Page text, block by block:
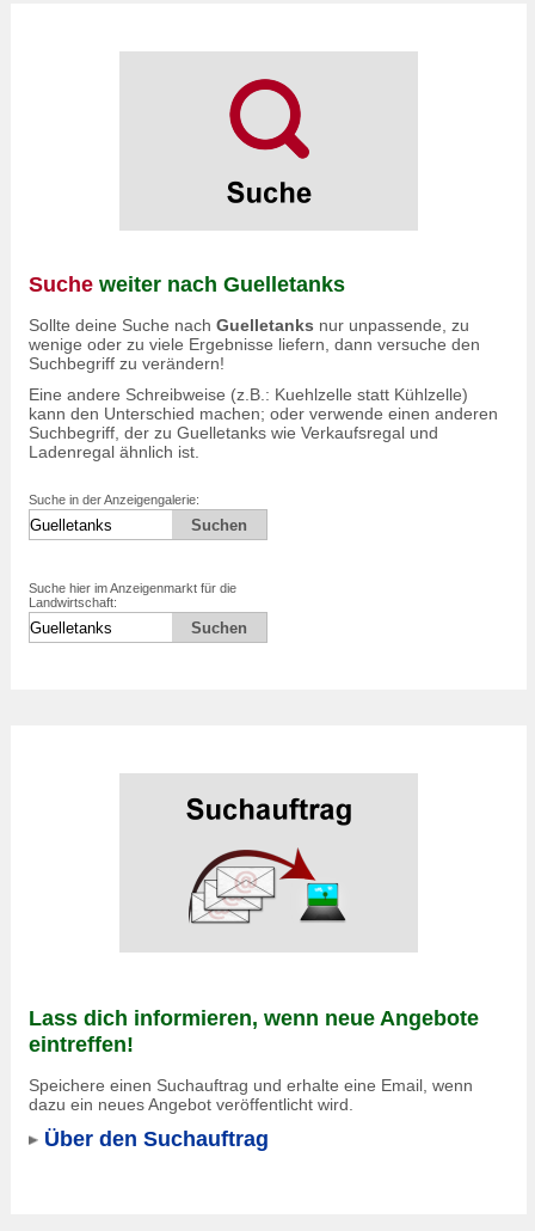
Suche weiter nach Guelletanks
Sollte deine Suche nach Guelletanks nur unpassende, zu
wenige oder zu viele Ergebnisse liefern, dann versuche den
Suchbegriff zu verändern!
Eine andere Schreibweise (z.B.: Kuehlzelle statt Kühlzelle)
kann den Unterschied machen; oder verwende einen anderen
Suchbegriff, der zu Guelletanks wie Verkaufsregal und
Ladenregal ähnlich ist.
Suche in der Anzeigengalerie:
Suche hier im Anzeigenmarkt für die
Landwirtschaft:
Lass dich informieren, wenn neue Angebote
eintreffen!
Speichere einen Suchauftrag und erhalte eine Email, wenn
dazu ein neues Angebot veröffentlicht wird.
Über den Suchauftrag